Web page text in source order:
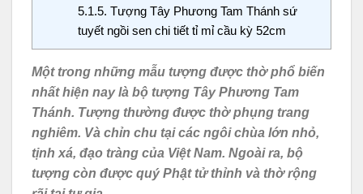
5.1.5. Tượng Tây Phương Tam Thánh sứ
tuyết ngồi sen chi tiết tỉ mỉ cầu kỳ 52cm
Một trong những mẫu tượng được thờ phổ biến
nhất hiện nay là bộ tượng Tây Phương Tam
Thánh. Tượng thường được thờ phụng trang
nghiêm. Và chỉn chu tại các ngôi chùa lớn nhỏ,
tịnh xá, đạo tràng của Việt Nam. Ngoài ra, bộ
tượng còn được quý Phật tử thỉnh và thờ rộng